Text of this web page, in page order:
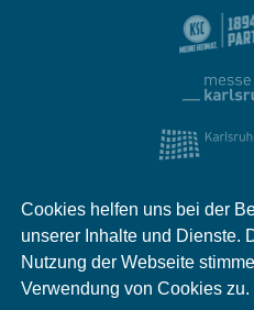
Cookies helfen uns bei der
unserer Inhalte und Dienste.
Nutzung der Webseite
Verwendung von Cookies zu.